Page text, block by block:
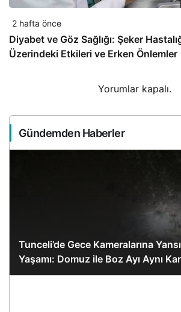
2 hafta önce
Diyabet ve Göz Sağlığı: Şeker
Üzerindeki Etkileri ve Erken Önlemler
Yorumlar kapalı.
Gündemden Haberler
Tunceli’de Gece Kameralarına
Yaşamı: Domuz ile Boz Ayı Aynı